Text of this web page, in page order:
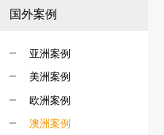
国外案例
亚洲案例
美洲案例
欧洲案例
澳洲案例